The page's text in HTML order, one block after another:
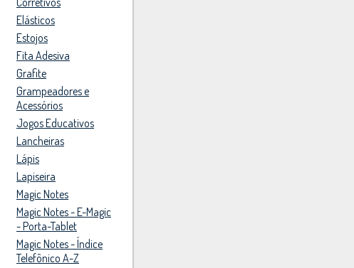
Elásticos
Estojos
Fita Adesiva
Grafite
Grampeadores e
Acessórios
Jogos Educativos
Lancheiras
Lápis
Lapiseira
Magic Notes
Magic Notes - E-Magic
- Porta-Tablet
Magic Notes - Índice
Telefônico A-Z